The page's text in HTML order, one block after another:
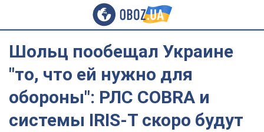
Шольц пообещал Украине
"то, что ей нужно для
обороны": РЛС COBRA и
системы IRIS-T скоро будут